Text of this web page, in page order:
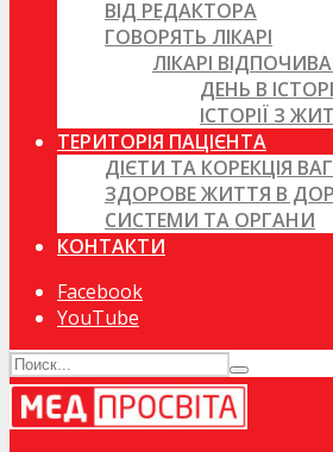
ВІД РЕДАКТОРА
ГОВОРЯТЬ ЛІКАРІ
ЛІКАРІ
ДЕНЬ В
ІСТОРІЇ З
ТЕРИТОРІЯ ПАЦІЄНТА
ДІЄТИ ТА КОРЕКЦІЯ
ЗДОРОВЕ ЖИТТЯ В
СИСТЕМИ ТА ОРГАНИ
КОНТАКТИ
Facebook
YouTube